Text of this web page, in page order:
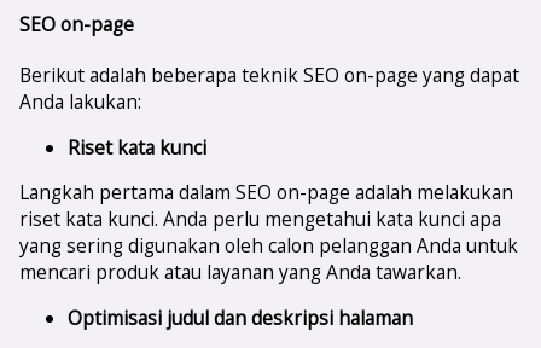
SEO on-page
Berikut adalah beberapa teknik SEO on-page yang dapat
Anda lakukan:
Riset kata kunci
Langkah pertama dalam SEO on-page adalah melakukan
riset kata kunci. Anda perlu mengetahui kata kunci apa
yang sering digunakan oleh calon pelanggan Anda untuk
mencari produk atau layanan yang Anda tawarkan.
Optimisasi judul dan deskripsi halaman